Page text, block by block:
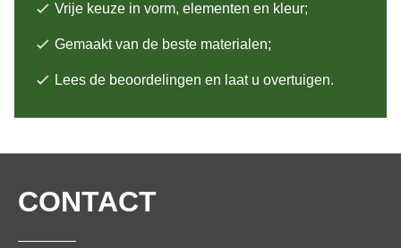
Vrije keuze in vorm, elementen en kleur;
Gemaakt van de beste materialen;
Lees de beoordelingen en laat u overtuigen.
CONTACT